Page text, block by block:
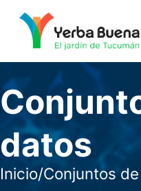
datos
Inicio/Conjuntos